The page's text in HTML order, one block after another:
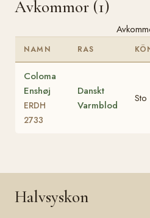
Avkommor (1)
NAMN RAS
Coloma
Enshøj
ERDH
2733
Danskt
Varmblod
Sto
Halvsyskon